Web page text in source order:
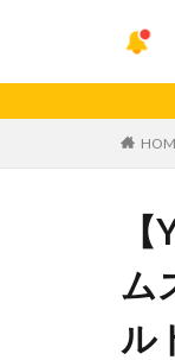
ム
ル